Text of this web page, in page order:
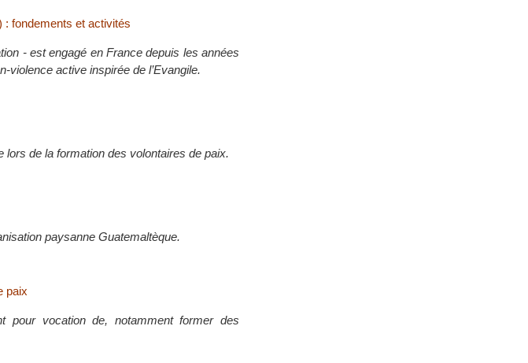
: fondements et activités
- est engagé en France depuis les années
violence active inspirée de l’Evangile.
de la formation des volontaires de paix.
paysanne Guatemaltèque.
paix
pour vocation de, notamment former des